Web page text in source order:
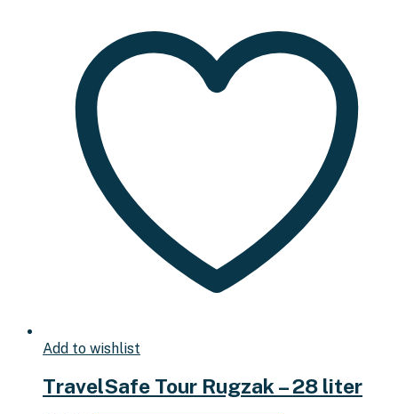
Add to wishlist
TravelSafe Tour Rugzak – 28 liter